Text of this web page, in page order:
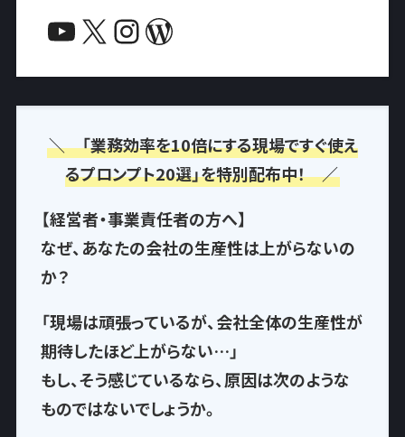
YouTube X InstagramWordPress
＼ 「業務効率を10倍にする現場ですぐ使え
るプロンプト20選」を特別配布中！ ／
【経営者・事業責任者の方へ】
なぜ、あなたの会社の生産性は上がらないの
か？
「現場は頑張っているが、会社全体の生産性が
期待したほど上がらない…」
もし、そう感じているなら、原因は次のような
ものではないでしょうか。